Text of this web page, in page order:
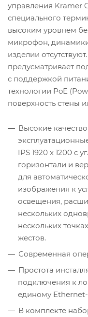
управления Kramer
специального
высоким уровнем
микрофон,
изделии
предусматривает
с поддержкой
технологии PoE
поверхность стены
Высокие
IPS 1920 x 1200 c
горизонтали и
для
изображения к
освещения,
нескольких
нескольких
жестов.
Современная
Простота
подключения к
единому
В комплекте